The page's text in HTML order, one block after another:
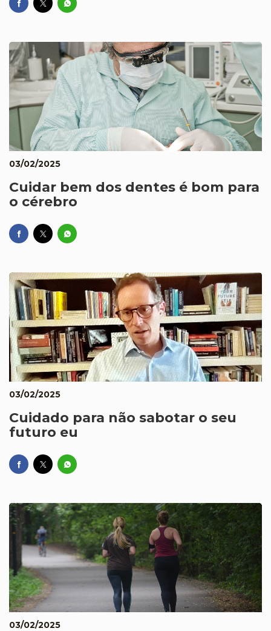
03/02/2025
Cuidar bem dos dentes é bom para
o cérebro
03/02/2025
Cuidado para não sabotar o seu
futuro eu
03/02/2025